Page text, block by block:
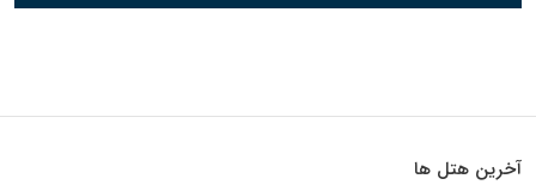
آخرین هتل ها